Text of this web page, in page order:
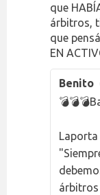
que
árbitros,
que
EN
Benito
Laporta
árbitros